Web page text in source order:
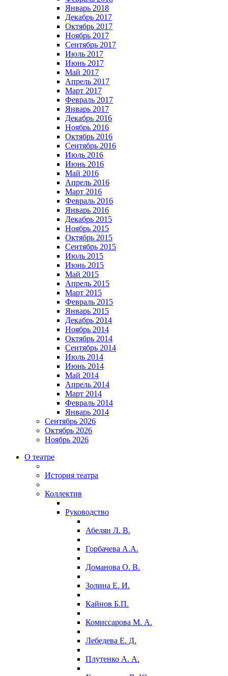
Январь 2018
Декабрь 2017
Октябрь 2017
Ноябрь 2017
Сентябрь 2017
Июль 2017
Июнь 2017
Май 2017
Апрель 2017
Март 2017
Февраль 2017
Январь 2017
Декабрь 2016
Ноябрь 2016
Октябрь 2016
Сентябрь 2016
Июль 2016
Июнь 2016
Май 2016
Апрель 2016
Март 2016
Февраль 2016
Январь 2016
Декабрь 2015
Ноябрь 2015
Октябрь 2015
Сентябрь 2015
Июль 2015
Июнь 2015
Май 2015
Апрель 2015
Март 2015
Февраль 2015
Январь 2015
Декабрь 2014
Ноябрь 2014
Октябрь 2014
Сентябрь 2014
Июль 2014
Июнь 2014
Май 2014
Апрель 2014
Март 2014
Февраль 2014
Январь 2014
Сентябрь 2026
Октябрь 2026
Ноябрь 2026
О театре
История театра
Коллектив
Руководство
Абелян Л. В.
Горбачева А.А.
Доманова О. В.
Золина Е. И.
Кайнов Б.П.
Комиссарова М. А.
Лебедева Е. Д.
Плутенко А. А.